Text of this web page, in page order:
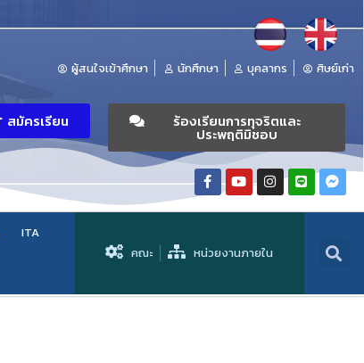
ผู้สนใจเข้าศึกษา นักศึกษา บุคลากร ศิษย์เก่า
สมัครเรียน ร้องเรียนการทุจริตและ
ประพฤติมิชอบ
ITA
คณะ หน่วยงานภายใน